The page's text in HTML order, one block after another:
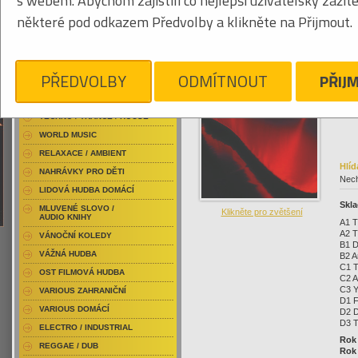
Klikněte pro zvětšení
1
A1
A2
B1
B2
C1
C2
C3
D1
D2
D3
Rok
RAP / HIP HOP DOMÁCÍ
RAP / HIP HOP ZAHRANIČNÍ
DVD / HUDBA
PUNK / HARDCORE
TECHNO / TRANCE / HOUSE
WORLD MUSIC
RELAXACE / AMBIENT
NAHRÁVKY PRO DĚTI
LIDOVÁ HUDBA DOMÁCÍ
MLUVENÉ SLOVO /
AUDIO KNIHY
VÁNOČNÍ KOLEDY
VÁŽNÁ HUDBA
OST FILMOVÁ HUDBA
VARIOUS ZAHRANIČNÍ
VARIOUS DOMÁCÍ
ELECTRO / INDUSTRIAL
REGGAE / DUB
některé pod odkazem Předvolby a klikněte na Přijmout.
PŘEDVOLBY ODMÍTNOUT